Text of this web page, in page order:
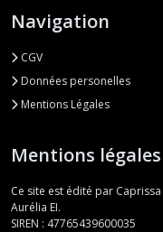
Navigation
CGV
Données personelles
Mentions Légales
Mentions légales
Ce site est édité par
Aurélia EI.
SIREN : 47765439600035